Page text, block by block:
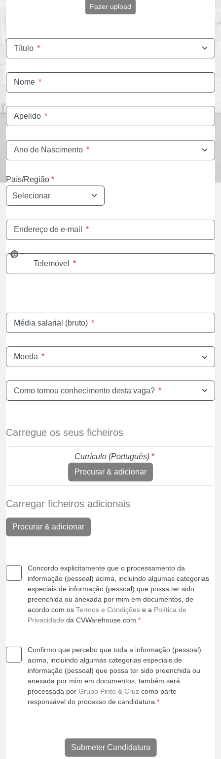
Fazer upload
Título *
Nome *
Apelido *
Ano de Nascimento *
País/Região *
Endereço de e-mail *
No
countryTelemóvel *
Média salarial (bruto) *
Moeda *
Como tomou conhecimento desta vaga? *
Carregue os seus ficheiros
Currículo (Português) *
Procurar & adicionar
Carregar ficheiros adicionais
Procurar & adicionar
Concordo explicitamente que o processamento da
informação (pessoal) acima, incluindo algumas categorias
especiais de informação (pessoal) que possa ter sido
preenchida ou anexada por mim em documentos, de
acordo com os Termos e Condições e a Política de
Privacidade da CVWarehouse.com. *
Confirmo que percebo que toda a informação (pessoal)
acima, incluindo algumas categorias especiais de
informação (pessoal) que possa ter sido preenchida ou
anexada por mim em documentos, também será
processada por Grupo Pinto & Cruz como parte
responsável do processo de candidatura. *